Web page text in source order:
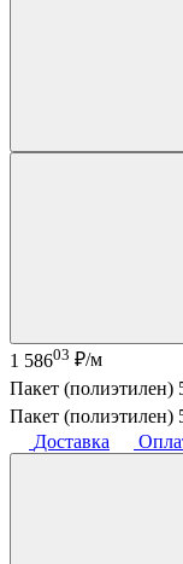
1 58603 ₽/м
Пакет
Пакет
Доставка